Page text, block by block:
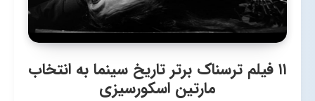
۱۱ فیلم ترسناک برتر تاریخ سینما به انتخاب
مارتین اسکورسیزی